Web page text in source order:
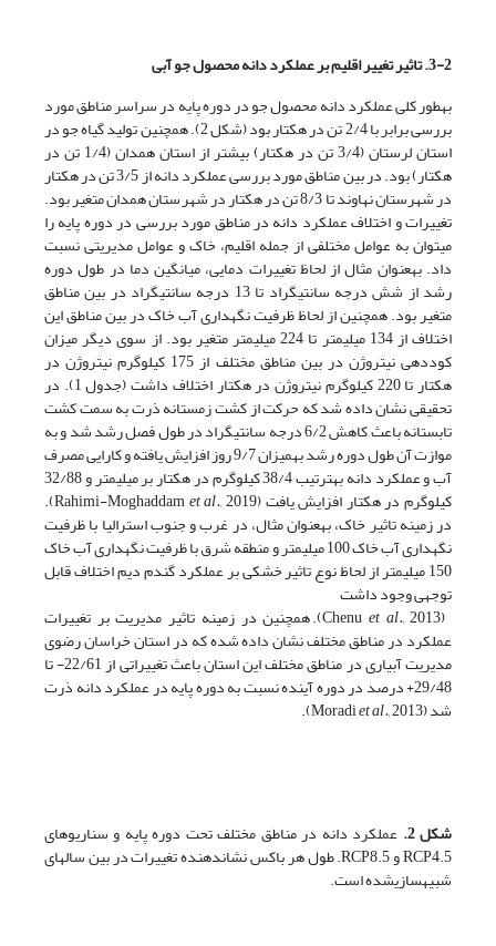
3-2. تاثیر تغییر اقلیم بر عملکرد دانه محصول جو آبی
به­طور کلی عملکرد دانه محصول جو در دوره پایه در سراسر مناطق مورد
بررسی برابر با 2/4 تن در هکتار بود (شکل 2). همچنین تولید گیاه جو در
استان لرستان (3/4 تن در هکتار) بیشتر از استان همدان (1/4 تن در
هکتار) بود. در بین مناطق مورد بررسی عملکرد دانه از 3/5 تن در هکتار
در شهرستان نهاوند تا 8/3 تن در هکتار در شهرستان همدان متغیر بود.
تغییرات و اختلاف عملکرد دانه در مناطق مورد بررسی در دوره پایه را
می­توان به عوامل مختلفی از جمله اقلیم، خاک و عوامل مدیریتی نسبت
داد. به­عنوان مثال از لحاظ تغییرات دمایی، میانگین دما در طول دوره
رشد از شش درجه سانتی­گراد تا 13 درجه سانتی­گراد در بین مناطق
متغیر بود. همچنین از لحاظ ظرفیت نگهداری آب خاک در بین مناطق این
اختلاف از 134 میلی­متر تا 224 میلی­متر متغیر بود. از سوی دیگر میزان
کوددهی نیتروژن در بین مناطق مختلف از 175 کیلوگرم نیتروژن در
هکتار تا 220 کیلوگرم نیتروژن در هکتار اختلاف داشت (جدول 1). در
تحقیقی نشان داده شد که حرکت از کشت زمستانه ذرت به سمت کشت
تابستانه باعث کاهش 6/2 درجه سانتی­گراد در طول فصل رشد شد و به
موازت آن طول دوره رشد به­میزان 9/7 روز افزایش یافته و کارایی مصرف
آب و عملکرد دانه به­ترتیب 38/4 کیلوگرم در هکتار بر میلی­متر و 32/88
کیلوگرم در هکتار افزایش یافت (Rahimi-Moghaddam et al.,
2019).
در زمینه تاثیر خاک، به­عنوان مثال، در غرب و جنوب استرالیا با ظرفیت
نگهداری آب خاک 100 میلی­متر و منطقه شرق با ظرفیت نگهداری آب خاک
150 میلی­متر از لحاظ نوع تاثیر خشکی بر عملکرد گندم دیم اختلاف قابل
توجهی وجود داشت
(Chenu
et al., 2013). همچنین در زمینه تاثیر مدیریت بر تغییرات
عملکرد در مناطق مختلف نشان داده شده که در استان خراسان رضوی
مدیریت آبیاری در مناطق مختلف این استان باعث تغییراتی از 22/61- تا
29/48+ درصد در دوره آینده نسبت به دوره پایه در عملکرد دانه ذرت
شد (Moradi et al.,2013).
شکل 2 . عملکرد دانه در مناطق مختلف تحت دوره پایه و سناریوهای
RCP4.5 و RCP8.5. طول هر باکس نشان­دهنده تغییرات در بین سال­های
شبیه­سازی­شده است.